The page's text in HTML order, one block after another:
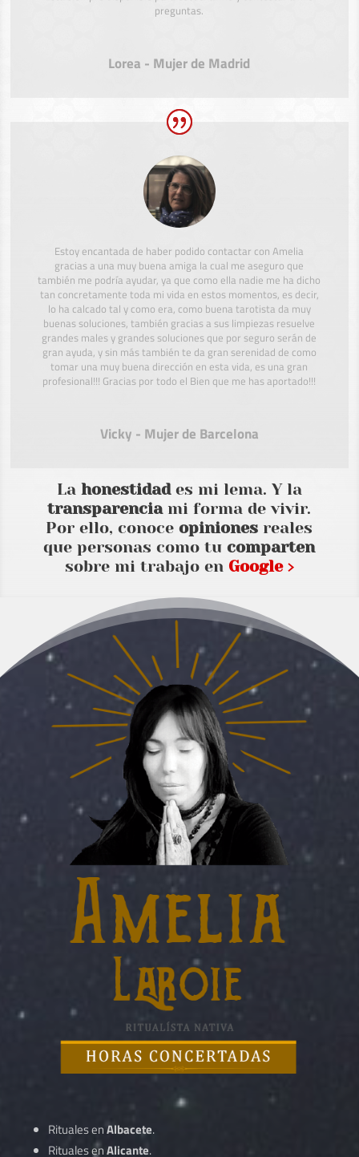
preguntas.
Lorea - Mujer de Madrid
Estoy encantada de haber podido contactar con Amelia
gracias a una muy buena amiga la cual me aseguro que
también me podría ayudar, ya que como ella nadie me ha dicho
tan concretamente toda mi vida en estos momentos, es decir,
lo ha calcado tal y como era, como buena tarotista da muy
buenas soluciones, también gracias a sus limpiezas resuelve
grandes males y grandes soluciones que por seguro serán de
gran ayuda, y sin más también te da gran serenidad de como
tomar una muy buena dirección en esta vida, es una gran
profesional!!! Gracias por todo el Bien que me has aportado!!!
Vicky - Mujer de Barcelona
La honestidades mi lema. Y la
transparenciami forma de vivir.
Por ello, conoceopiniones reales
que personas como tucomparten
sobre mi trabajo en Google ›
Rituales enAlbacete.
Rituales enAlicante.